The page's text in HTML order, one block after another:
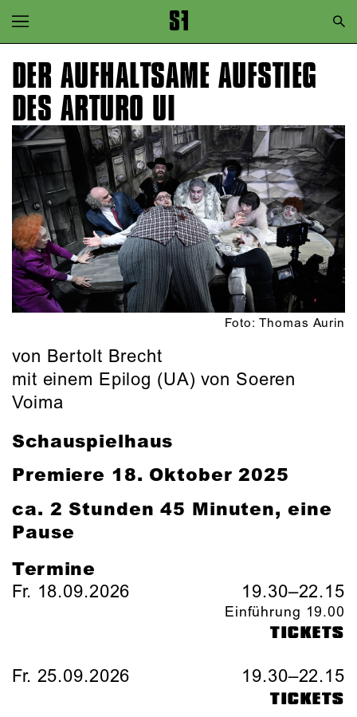
Zur Hauptnavigation springen
Zum Hauptinhalt springen
Zum Footer springen
DER AUFHALTSAME AUFSTIEG
DES ARTURO UI
Foto: Thomas Aurin
von Bertolt Brecht
mit einem Epilog (UA) von Soeren
Voima
Schauspielhaus
Premiere 18. Oktober 2025
ca. 2 Stunden 45 Minuten, eine
Pause
Termine
Fr. 18.09.2026 19.30–22.15
Einführung 19.00
TICKETS
Fr. 25.09.2026 19.30–22.15
TICKETS